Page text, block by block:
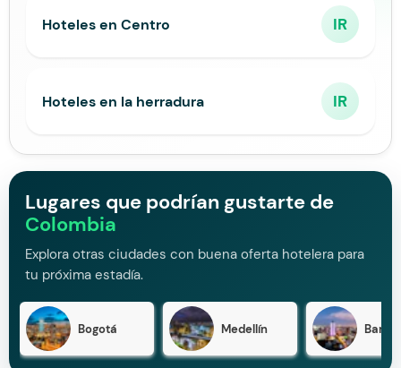
Hoteles en Centro IR
Hoteles en la herradura IR
Lugares que podrían gustarte de
Colombia
Explora otras ciudades con buena oferta hotelera para
tu próxima estadía.
Bogotá Medellín